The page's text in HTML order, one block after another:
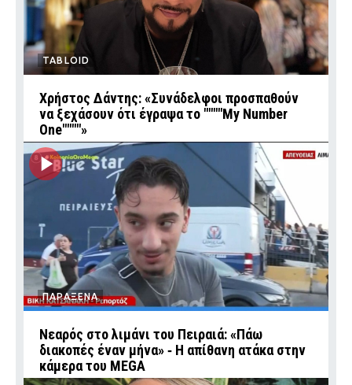
TABLOID
Χρήστος Δάντης: «Συνάδελφοι προσπαθούν
να ξεχάσουν ότι έγραψα το """"My Number
One""""»
ΠΑΡΑΞΕΝΑ
Νεαρός στο λιμάνι του Πειραιά: «Πάω
διακοπές έναν μήνα» ‑ Η απίθανη ατάκα στην
κάμερα του MEGA